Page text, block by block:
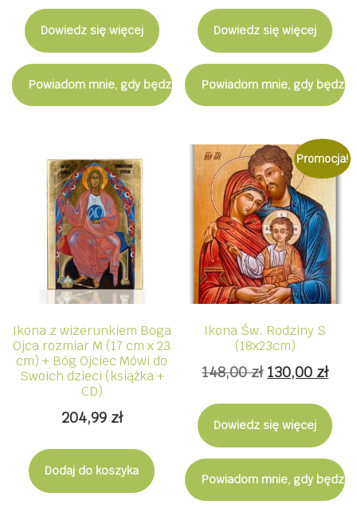
Dowiedz się więcej
Powiadom mnie, gdy będzie dostępny
Dowiedz się więcej
Powiadom mnie, gdy
Ikona z wizerunkiem Boga
Ojca rozmiar M (17 cm x 23
cm) + Bóg Ojciec Mówi do
Swoich dzieci (książka +
CD)
204,99 zł
Dodaj do koszyka
Promocja!
Ikona Św. Rodziny S
(18x23cm)
148,00zł Pierwotna
wynosiła:
148,00 zł.
130,00 zł
Dowiedz się więcej
Powiadom mnie, gdy